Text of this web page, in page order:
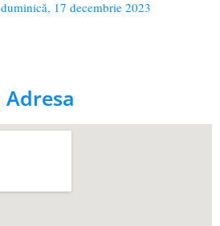
duminică, 17 decembrie 2023
Adresa